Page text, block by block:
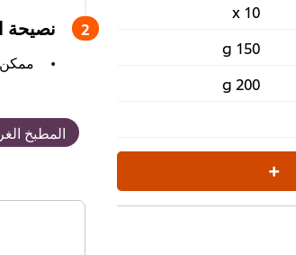
10 x
150 g
200 g
نصيحة
المطبخ